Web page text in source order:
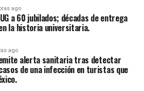
ago
a 60 jubilados; décadas de entrega
la historia universitaria.
ago
alerta sanitaria tras detectar
de una infección en turistas que